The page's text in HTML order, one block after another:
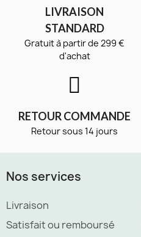
LIVRAISON
STANDARD
Gratuit à partir de 299 €
d'achat
RETOUR COMMANDE
Retour sous 14 jours
Nos services
Livraison
Satisfait ou remboursé